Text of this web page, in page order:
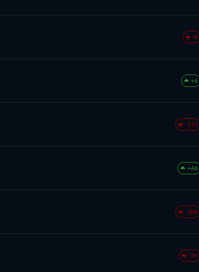
-8
+6
-133
+46
-108
-76